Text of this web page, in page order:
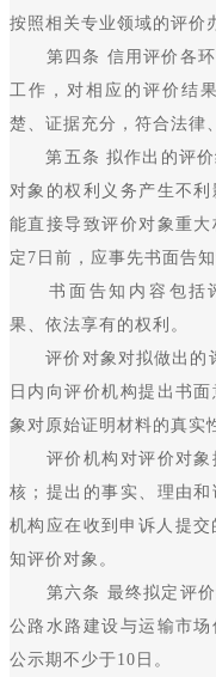
按照相关专业领域的评价
第四条 信用评价各环
工作，对相应的评价结
楚、证据充分，符合法律
第五条 拟作出的评价
对象的权利义务产生不
能直接导致评价对象重
定7日前，应事先书面告知
书面告知内容包括评
果、依法享有的权利。
评价对象对拟做出的评
日内向评价机构提出书
象对原始证明材料的真实
评价机构对评价对象
核；提出的事实、理由
机构应在收到申诉人提
知评价对象。
第六条 最终拟定评价
公路水路建设与运输市
公示期不少于10日。